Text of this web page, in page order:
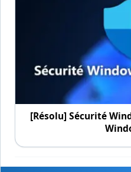
[Résolu] Sécurité